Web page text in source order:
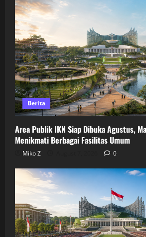
Berita
Area Publik IKN Siap Dibuka Agustus,
Menikmati Berbagai Fasilitas Umum
Miko Z 0